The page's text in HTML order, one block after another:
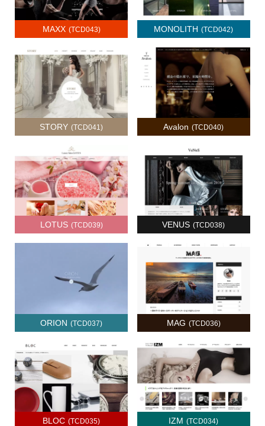
MAXX (TCD043) MONOLITH (TCD042)
STORY (TCD041) Avalon (TCD040)
LOTUS (TCD039) VENUS (TCD038)
ORION (TCD037) MAG (TCD036)
BLOC (TCD035) IZM (TCD034)